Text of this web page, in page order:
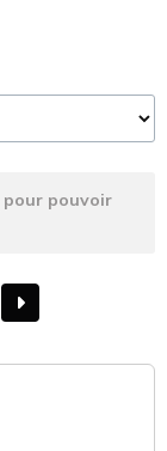
pour pouvoir